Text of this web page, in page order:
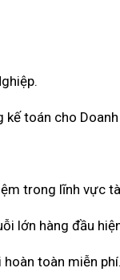
toán cho
trong lĩnh vực
lớn hàng đầu
toàn miễn phí.